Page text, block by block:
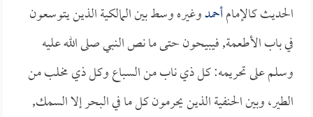
الحديث كالإمامأحمدوغيره وسط بين المالكية الذين يتوسعون
في باب الأطعمة, فيبيحون حتى ما نص النبي صلى الله عليه
وسلم على تحريمه: كل ذي ناب من السباع وكل ذي مخلب من
الطير، وبين الحنفية الذين يحرمون كل ما في البحر إلا السمك,